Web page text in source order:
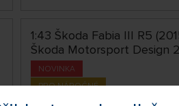
1:43 Škoda Fabia III R5
Škoda Motorsport Design
NOVINKA
PRO NÁROČNÉ